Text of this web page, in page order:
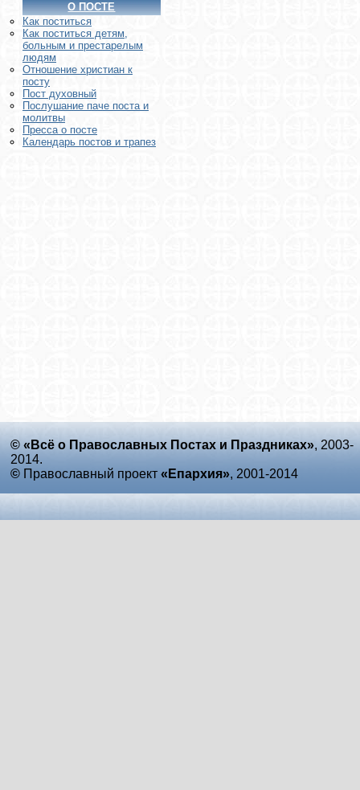
О ПОСТЕ
Как поститься
Как поститься детям,
больным и престарелым
людям
Отношение христиан к
посту
Пост духовный
Послушание паче поста и
молитвы
Пресса о посте
Календарь постов и трапез
© «Всё о Православных Постах и Праздниках», 2003-
2014.
© Православный проект «Епархия», 2001-2014